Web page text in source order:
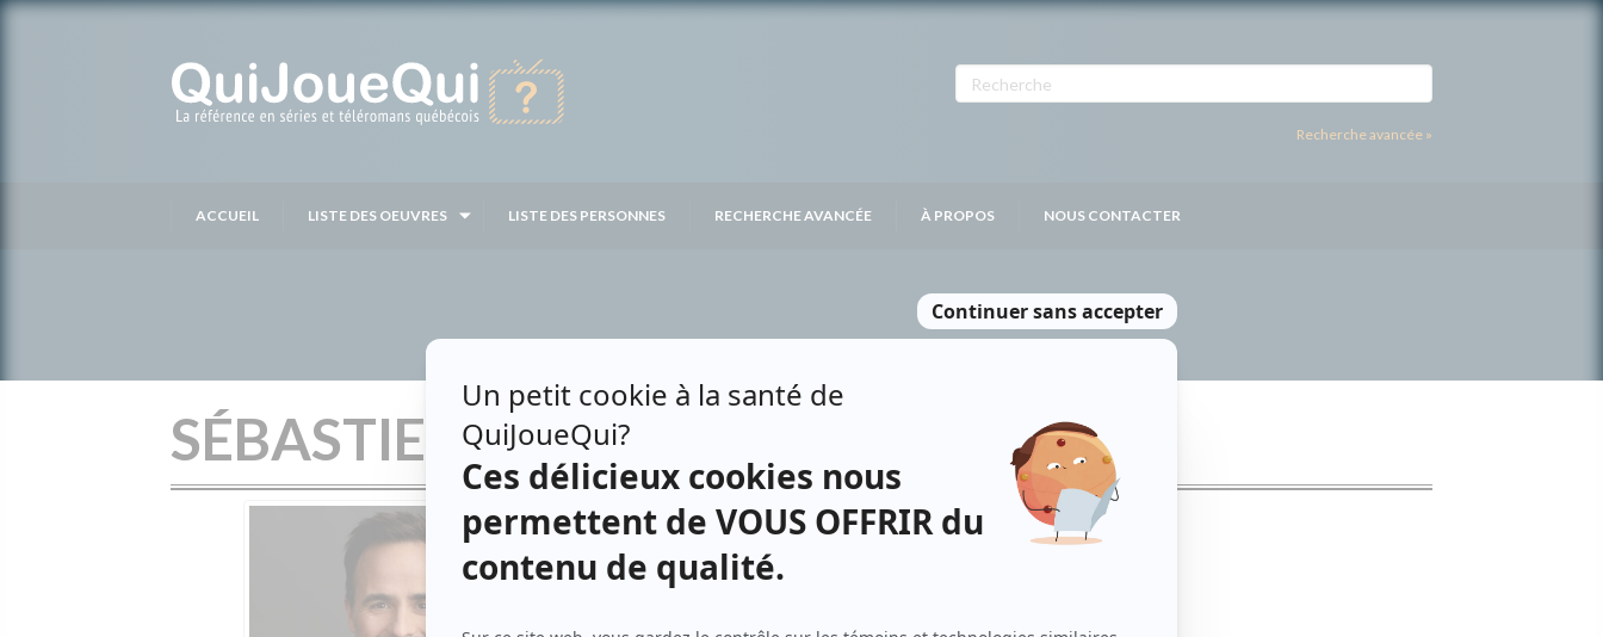
Recherche avancée »
ACCUEIL LISTE DES OEUVRES LISTE DES PERSONNES RECHERCHE AVANCÉE À PROPOS NOUS CONTACTER
SÉBASTIEN BENOIT
Personnages
Les Bobos( Sébastien Benoit